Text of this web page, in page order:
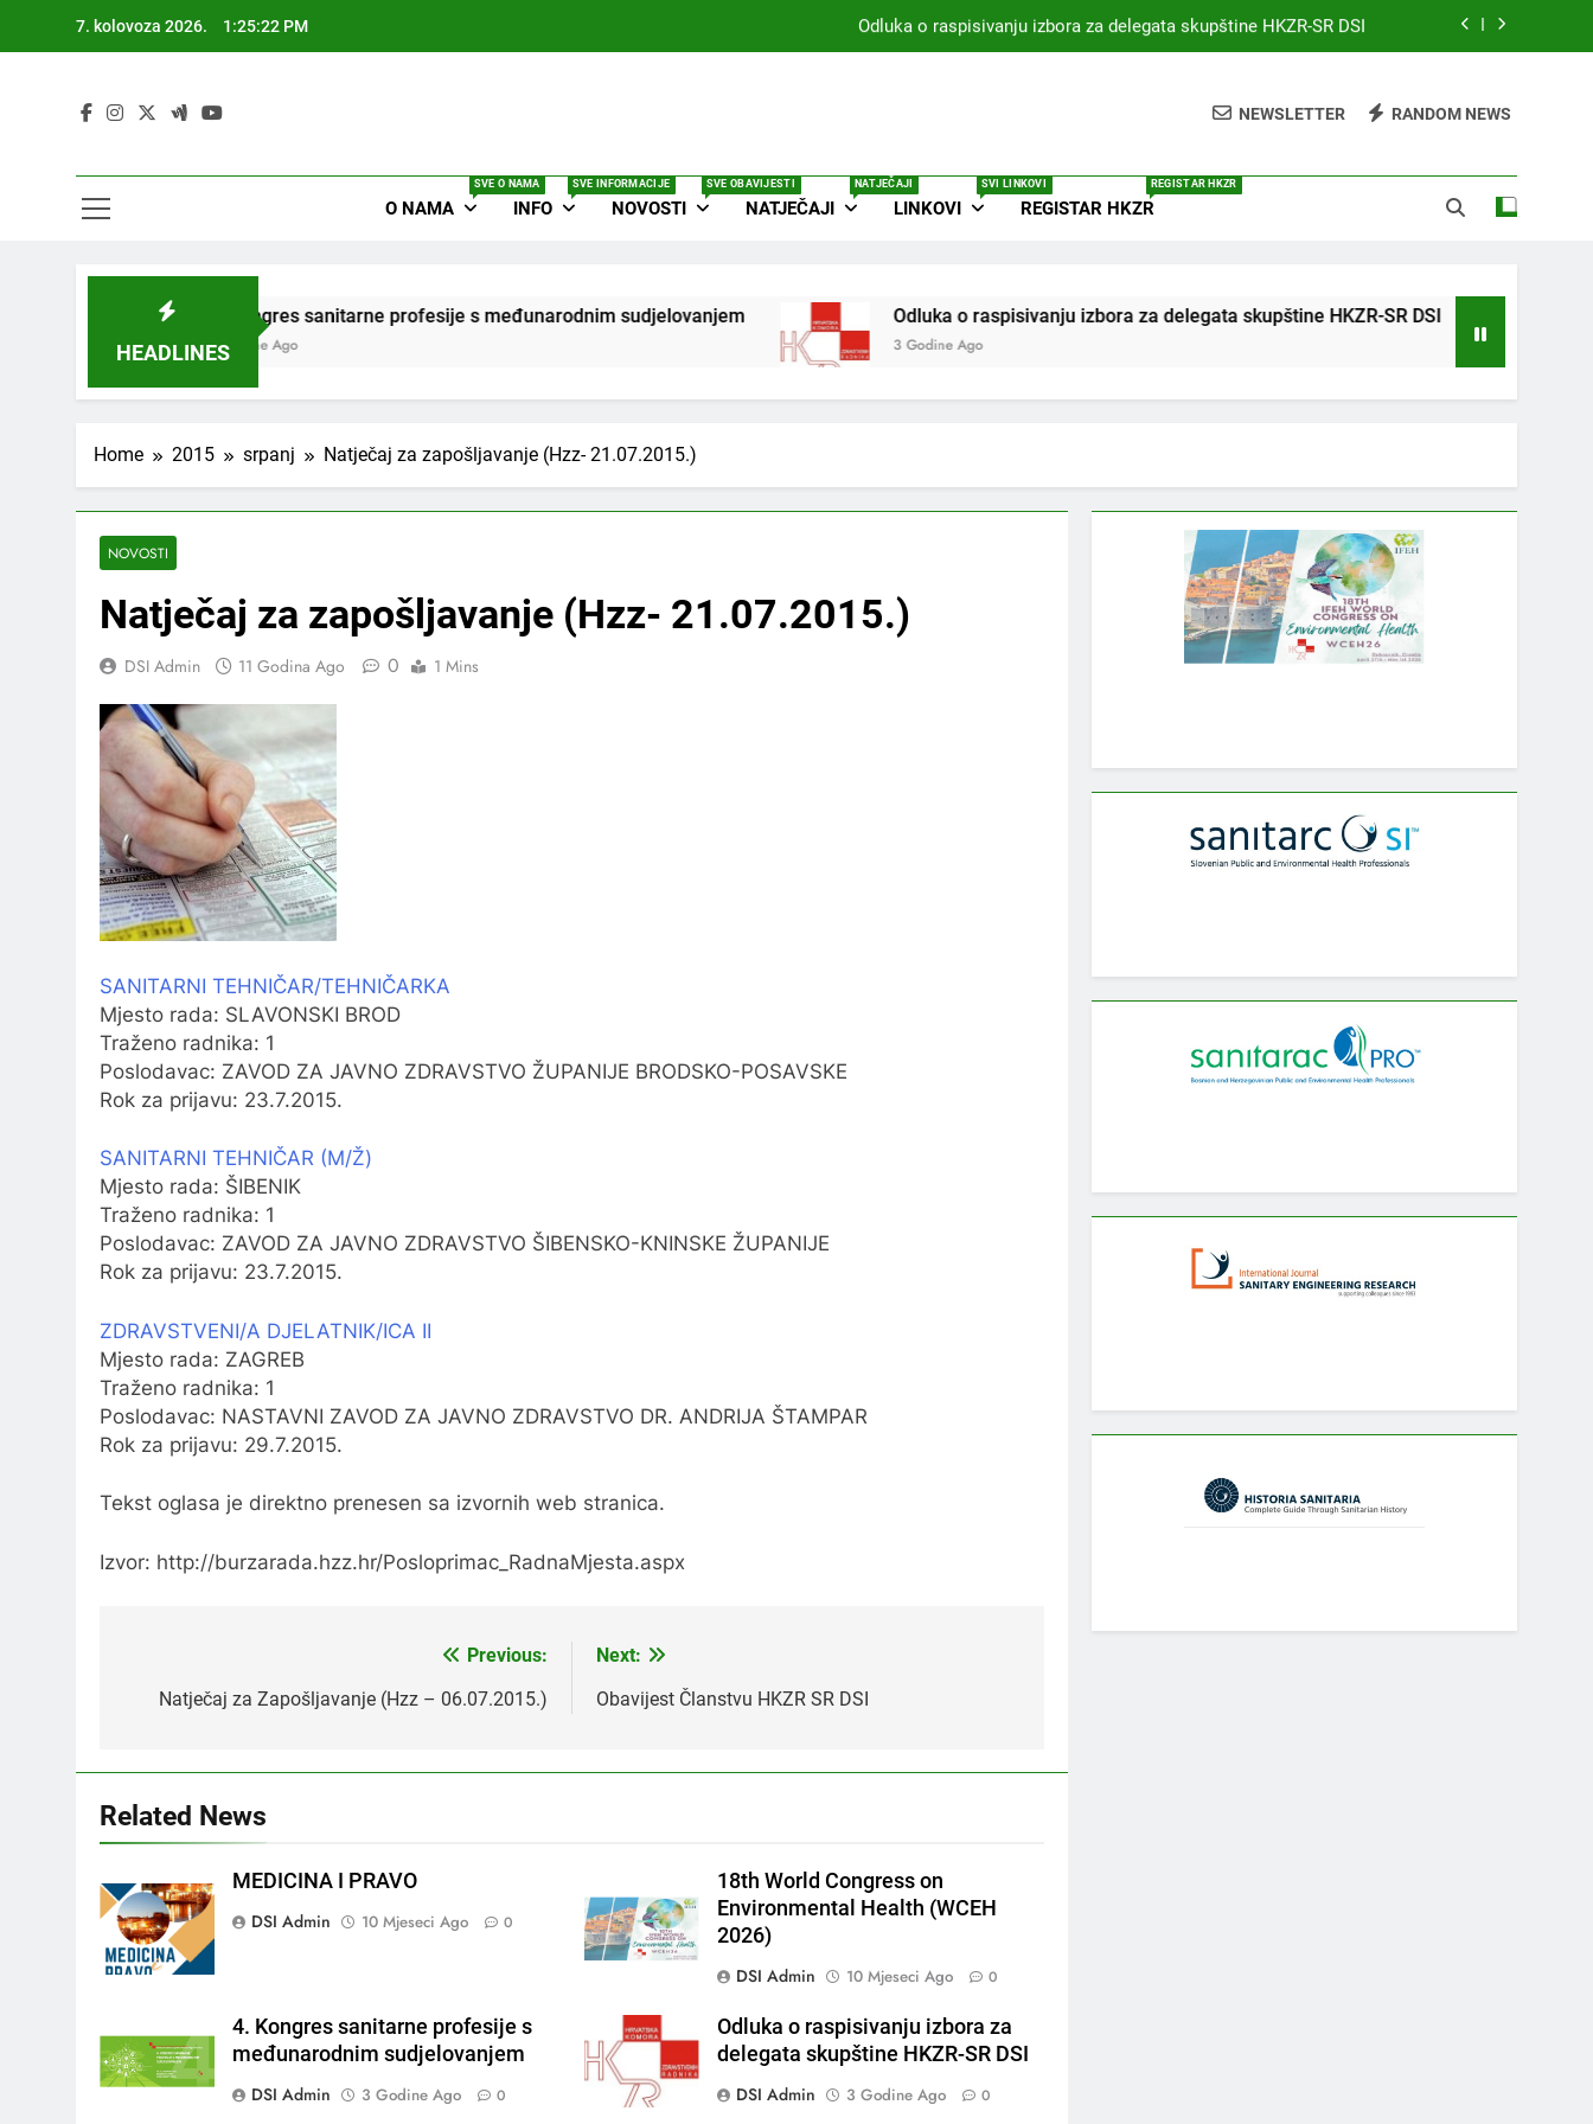
7. kolovoza 2026. 1:25:22 PM Odluka o raspisivanju izbora za delegata skupštine HKZR-SR DSI
4. Kongres sanitarne profesije s međunarodnim sudjelovanjem
NEWSLETTER RANDOM NEWS
O NAMA
SVE O NAMA
INFO
SVE INFORMACIJE
NOVOSTI
SVE OBAVIJESTI
NATJEČAJI
NATJEČAJI
LINKOVI
SVI LINKOVI
REGISTAR HKZR
REGISTAR HKZR
HEADLINES
4. Kongres sanitarne profesije s međunarodnim sudjelovanjem
3 Godine Ago
Odluka o raspisivanju izbora za delegata skupštine HKZR-SR DSI
3 Godine Ago
Home 2015 srpanj Natječaj za zapošljavanje (Hzz- 21.07.2015.)
NOVOSTI
Natječaj za zapošljavanje (Hzz- 21.07.2015.)
DSI Admin 11 Godina Ago 0 1 Mins
SANITARNI TEHNIČAR/TEHNIČARKA
Mjesto rada: SLAVONSKI BROD
Traženo radnika: 1
Poslodavac: ZAVOD ZA JAVNO ZDRAVSTVO ŽUPANIJE BRODSKO-POSAVSKE
Rok za prijavu: 23.7.2015.
SANITARNI TEHNIČAR (M/Ž)
Mjesto rada: ŠIBENIK
Traženo radnika: 1
Poslodavac: ZAVOD ZA JAVNO ZDRAVSTVO ŠIBENSKO-KNINSKE ŽUPANIJE
Rok za prijavu: 23.7.2015.
ZDRAVSTVENI/A DJELATNIK/ICA II
Mjesto rada: ZAGREB
Traženo radnika: 1
Poslodavac: NASTAVNI ZAVOD ZA JAVNO ZDRAVSTVO DR. ANDRIJA ŠTAMPAR
Rok za prijavu: 29.7.2015.
Tekst oglasa je direktno prenesen sa izvornih web stranica.
Izvor: http://burzarada.hzz.hr/Posloprimac_RadnaMjesta.aspx
objava
Previous:
Natječaj za Zapošljavanje (Hzz – 06.07.2015.)
Next:
Obavijest Članstvu HKZR SR DSI
Related News
MEDICINA I PRAVO
DSI Admin
10 Mjeseci Ago 0
18th World Congress on
Environmental Health (WCEH
2026)
DSI Admin
10 Mjeseci Ago 0
4. Kongres sanitarne profesije s
međunarodnim sudjelovanjem
DSI Admin
3 Godine Ago 0
Odluka o raspisivanju izbora za
delegata skupštine HKZR-SR DSI
DSI Admin
3 Godine Ago 0